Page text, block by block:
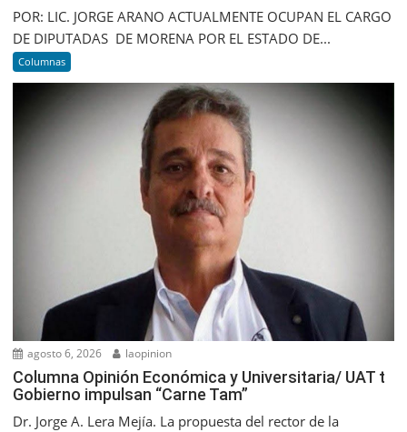
POR: LIC. JORGE ARANO ACTUALMENTE OCUPAN EL CARGO
DE DIPUTADAS DE MORENA POR EL ESTADO DE...
Columnas
agosto 6, 2026 laopinion
Columna Opinión Económica y Universitaria/ UAT t
Gobierno impulsan “Carne Tam”
Dr. Jorge A. Lera Mejía. La propuesta del rector de la